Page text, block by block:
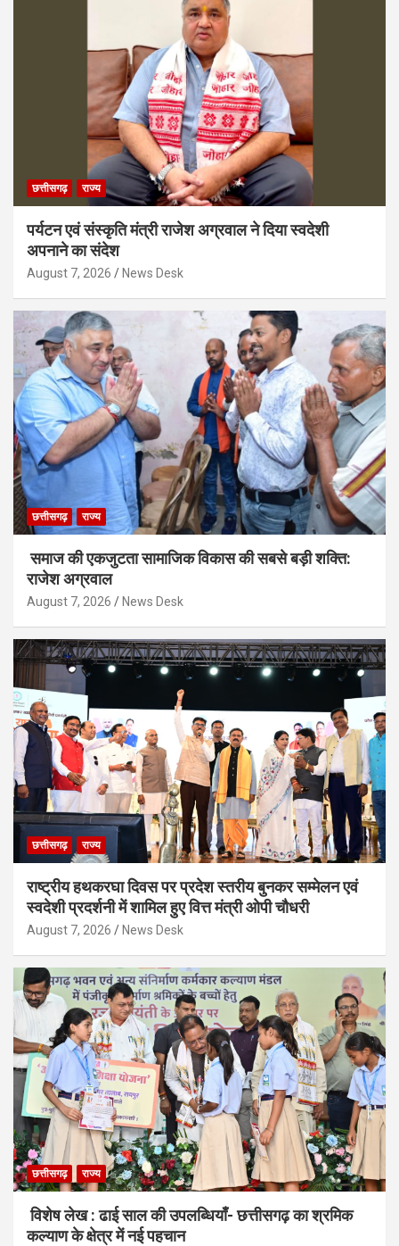
छत्तीसगढ़ राज्य
पर्यटन एवं संस्कृति मंत्री राजेश अग्रवाल ने दिया स्वदेशी
अपनाने का संदेश
August 7, 2026 News Desk
छत्तीसगढ़ राज्य
समाज की एकजुटता सामाजिक विकास की सबसे बड़ी शक्ति:
राजेश अग्रवाल
August 7, 2026 News Desk
छत्तीसगढ़ राज्य
राष्ट्रीय हथकरघा दिवस पर प्रदेश स्तरीय बुनकर सम्मेलन एवं
स्वदेशी प्रदर्शनी में शामिल हुए वित्त मंत्री ओपी चौधरी
August 7, 2026 News Desk
छत्तीसगढ़ राज्य
विशेष लेख : ढाई साल की उपलब्धियाँ- छत्तीसगढ़ का श्रमिक
कल्याण के क्षेत्र में नई पहचान